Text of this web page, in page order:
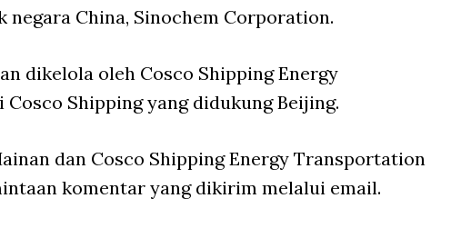
China, Sinochem Corporation.
dikelola oleh Cosco Shipping Energy
Shipping yang didukung Beijing.
dan Cosco Shipping Energy Transportation
komentar yang dikirim melalui email.